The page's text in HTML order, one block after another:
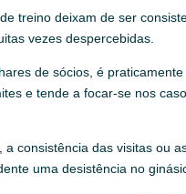
treino deixam de ser
vezes despercebidas.
de sócios, é
e tende a focar-se nos
consistência das visitas ou
uma desistência no